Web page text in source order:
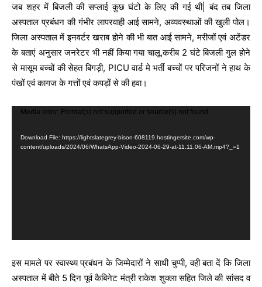
जब शहर में बिजली की सप्लाई कुछ घंटो के लिए की गई थी| बंद तब जिला
अस्पताल प्रबंधन की गंभीर लापरवाही आई सामने, अव्यवस्थाओं की खुली पोल।
जिला अस्पताल में इनवर्टर खराब होने की भी बात आई सामने, मरीजों एवं अटेंडर
के बताएं अनुसार जनरेटर भी नहीं किया गया चालू,करीब 2 घंटे बिजली गुल होने
से मासूम बच्चों की सेहत बिगड़ी, PICU वार्ड मे भर्ती बच्चों पर परिजनों ने हाथ के
पंखों एवं कागज के गत्तों एवं कपड़ों से की हवा।
r
Media error: Format(s) not supported or source(s) not found
Download File: https://lightslategrey-bison-608119.hostingersite.com/wp-
content/uploads/2024/06/WhatsApp-Video-2024-06-29-at-11.11.06-AM.mp4?_=1
इस मामले पर स्वास्थ्य प्रबंधन के जिम्मेदारों ने साधी चुप्पी, वही बता दें कि जिला
अस्पताल में बीते 5 दिन पूर्व कैबिनेट मंत्री राकेश शुक्ला सहित जिले की सांसद व